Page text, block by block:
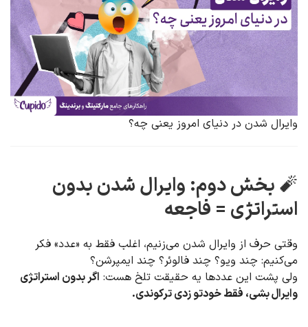
وایرال شدن در دنیای امروز یعنی چه؟
🧨بخش دوم: وایرال شدن بدون
استراتژی = فاجعه
وقتی حرف از وایرال شدن می‌زنیم، اغلب فقط به «عدد» فکر
می‌کنیم: چند ویو؟ چند فالوئر؟ چند ایمپرشن؟
ولی پشت این عددها یه حقیقت تلخ هست: اگر بدون استراتژی
وایرال بشی، فقط خودتو زدی ترکوندی.